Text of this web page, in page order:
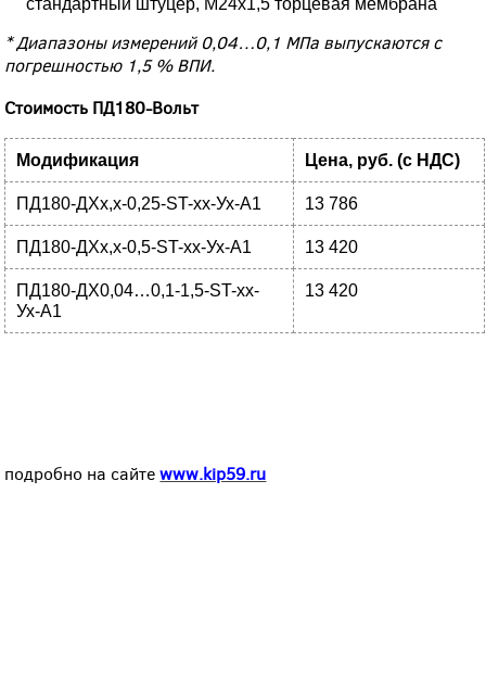
стандартный штуцер, М24х1,5 торцевая мембрана
* Диапазоны измерений 0,04…0,1 МПа выпускаются с
погрешностью 1,5 % ВПИ.
Стоимость ПД180-Вольт
Модификация Цена, руб. (с НДС)
ПД180-ДХх,х-0,25-ST-хх-Ух-А1 13 786
ПД180-ДХх,х-0,5-ST-хх-Ух-А1 13 420
ПД180-ДХ0,04…0,1-1,5-ST-хх-
Ух-А1
13 420
подробно на сайтеwww.kip59.ru